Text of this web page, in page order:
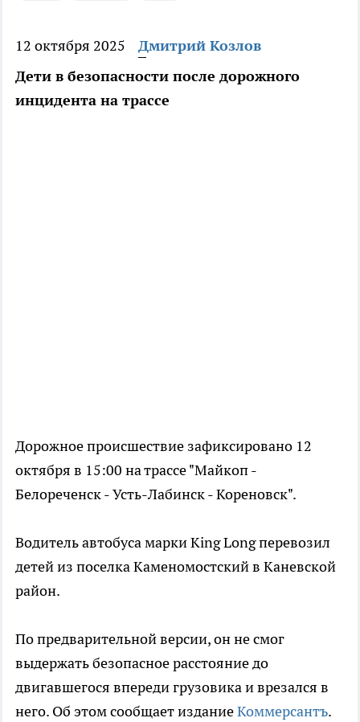
12 октября 2025
Дмитрий Козлов
Дети в безопасности после дорожного
инцидента на трассе
Дорожное происшествие зафиксировано 12
октября в 15:00 на трассе "Майкоп -
Белореченск - Усть-Лабинск - Кореновск".
Водитель автобуса марки King Long перевозил
детей из поселка Каменомостский в Каневской
район.
По предварительной версии, он не смог
выдержать безопасное расстояние до
двигавшегося впереди грузовика и врезался в
него. Об этом сообщает изданиеКоммерсантъ.